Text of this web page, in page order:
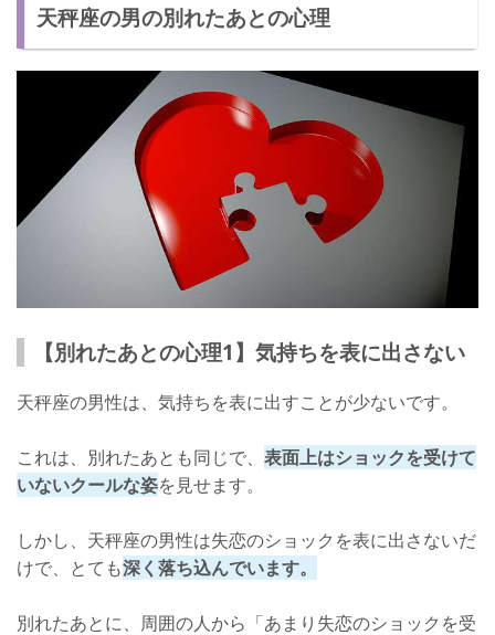
天秤座の男の別れたあとの心理
【別れたあとの心理1】気持ちを表に出さない
天秤座の男性は、気持ちを表に出すことが少ないです。
これは、別れたあとも同じで、 表面上はショックを受けて
いないクールな姿を見せます。
しかし、天秤座の男性は失恋のショックを表に出さないだ
けで、とても深く落ち込んでいます。
別れたあとに、周囲の人から「あまり失恋のショックを受